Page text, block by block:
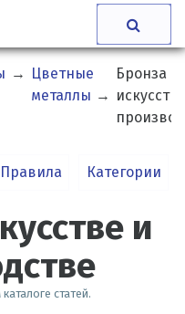
→
Цветные
металлы →
Бронза в
Правила Категории
и
статей.